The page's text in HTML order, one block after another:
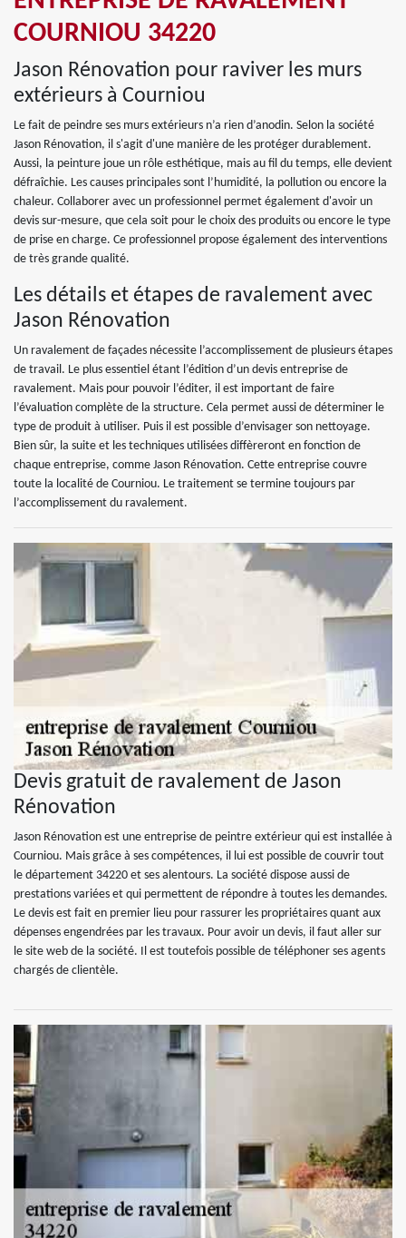
COURNIOU 34220
Jason Rénovation pour raviver les murs
extérieurs à Courniou
Le fait de peindre ses murs extérieurs n’a rien d’anodin. Selon la société
Jason Rénovation, il s'agit d'une manière de les protéger durablement.
Aussi, la peinture joue un rôle esthétique, mais au fil du temps, elle devient
défraîchie. Les causes principales sont l’humidité, la pollution ou encore la
chaleur. Collaborer avec un professionnel permet également d'avoir un
devis sur-mesure, que cela soit pour le choix des produits ou encore le type
de prise en charge. Ce professionnel propose également des interventions
de très grande qualité.
Les détails et étapes de ravalement avec
Jason Rénovation
Un ravalement de façades nécessite l’accomplissement de plusieurs étapes
de travail. Le plus essentiel étant l’édition d’un devis entreprise de
ravalement. Mais pour pouvoir l’éditer, il est important de faire
l’évaluation complète de la structure. Cela permet aussi de déterminer le
type de produit à utiliser. Puis il est possible d’envisager son nettoyage.
Bien sûr, la suite et les techniques utilisées diffèreront en fonction de
chaque entreprise, comme Jason Rénovation. Cette entreprise couvre
toute la localité de Courniou. Le traitement se termine toujours par
l’accomplissement du ravalement.
Devis gratuit de ravalement de Jason
Rénovation
Jason Rénovation est une entreprise de peintre extérieur qui est installée à
Courniou. Mais grâce à ses compétences, il lui est possible de couvrir tout
le département 34220 et ses alentours. La société dispose aussi de
prestations variées et qui permettent de répondre à toutes les demandes.
Le devis est fait en premier lieu pour rassurer les propriétaires quant aux
dépenses engendrées par les travaux. Pour avoir un devis, il faut aller sur
le site web de la société. Il est toutefois possible de téléphoner ses agents
chargés de clientèle.